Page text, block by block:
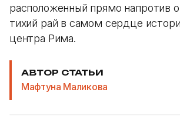
расположенный прямо напротив
тихий рай в самом сердце
центра Рима.
АВТОР СТАТЬИ
Мафтуна Маликова